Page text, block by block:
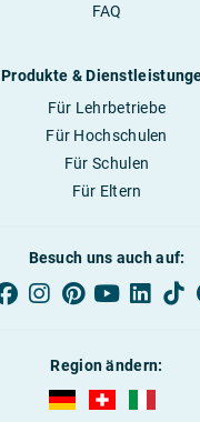
FAQ
Produkte &
Für Lehrbetriebe
Für Hochschulen
Für Schulen
Für Eltern
Besuch uns auch auf:
Region ändern:
AUBI-plus